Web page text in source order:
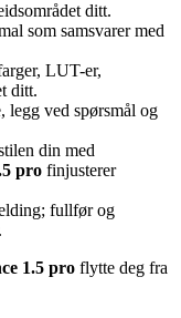
ditt.
som samsvarer med
LUT-er,
ditt.
legg ved spørsmål og
din med
pro finjusterer
fullfør og
1.5 pro flytte deg fra